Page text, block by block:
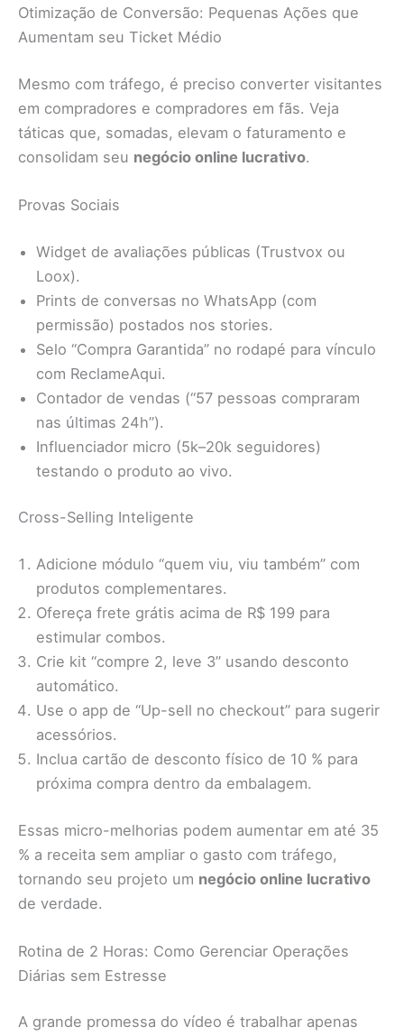
Otimização de Conversão: Pequenas Ações que
Aumentam seu Ticket Médio
Mesmo com tráfego, é preciso converter visitantes
em compradores e compradores em fãs. Veja
táticas que, somadas, elevam o faturamento e
consolidam seu negócio online lucrativo.
Provas Sociais
Widget de avaliações públicas (Trustvox ou
Loox).
Prints de conversas no WhatsApp (com
permissão) postados nos stories.
Selo “Compra Garantida” no rodapé para vínculo
com ReclameAqui.
Contador de vendas (“57 pessoas compraram
nas últimas 24h”).
Influenciador micro (5k–20k seguidores)
testando o produto ao vivo.
Cross-Selling Inteligente
Adicione módulo “quem viu, viu também” com
produtos complementares.
Ofereça frete grátis acima de R$ 199 para
estimular combos.
Crie kit “compre 2, leve 3” usando desconto
automático.
Use o app de “Up-sell no checkout” para sugerir
acessórios.
Inclua cartão de desconto físico de 10 % para
próxima compra dentro da embalagem.
Essas micro-melhorias podem aumentar em até 35
% a receita sem ampliar o gasto com tráfego,
tornando seu projeto um negócio online lucrativo
de verdade.
Rotina de 2 Horas: Como Gerenciar Operações
Diárias sem Estresse
A grande promessa do vídeo é trabalhar apenas